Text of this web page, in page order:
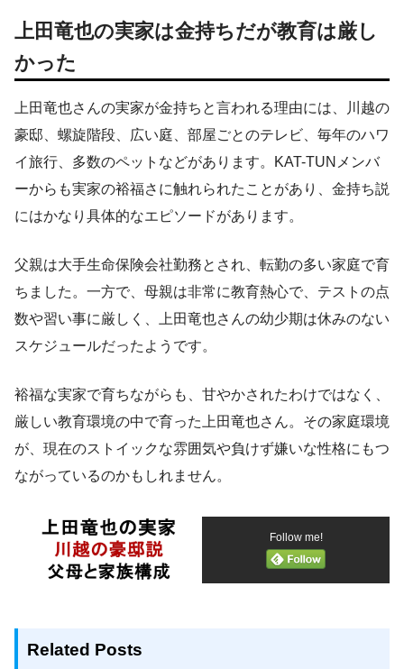
上田竜也の実家は金持ちだが教育は厳し
かった
上田竜也さんの実家が金持ちと言われる理由には、川越の
豪邸、螺旋階段、広い庭、部屋ごとのテレビ、毎年のハワ
イ旅行、多数のペットなどがあります。KAT-TUNメンバ
ーからも実家の裕福さに触れられたことがあり、金持ち説
にはかなり具体的なエピソードがあります。
父親は大手生命保険会社勤務とされ、転勤の多い家庭で育
ちました。一方で、母親は非常に教育熱心で、テストの点
数や習い事に厳しく、上田竜也さんの幼少期は休みのない
スケジュールだったようです。
裕福な実家で育ちながらも、甘やかされたわけではなく、
厳しい教育環境の中で育った上田竜也さん。その家庭環境
が、現在のストイックな雰囲気や負けず嫌いな性格にもつ
ながっているのかもしれません。
Follow me!
Related Posts